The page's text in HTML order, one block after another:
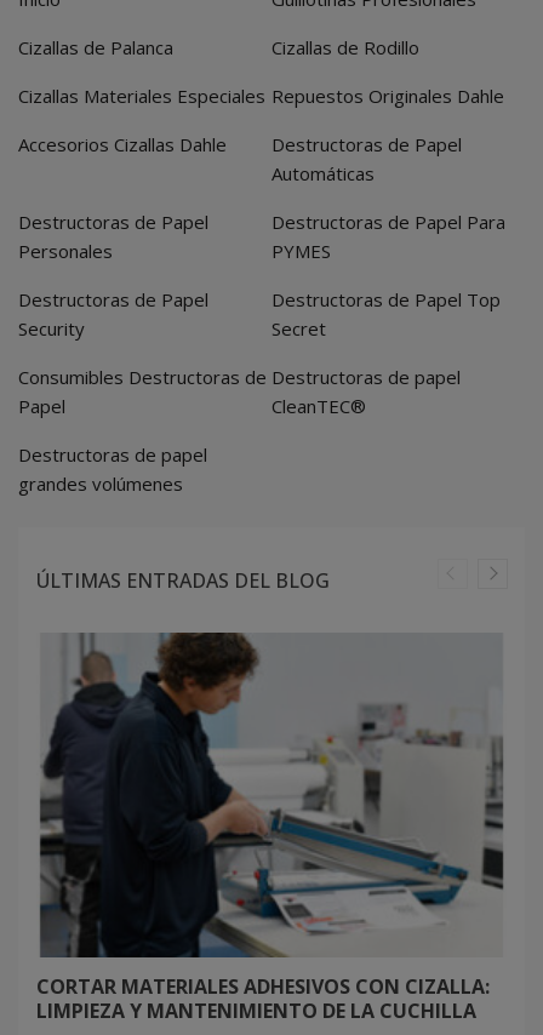
Cizallas de Palanca
Cizallas de Rodillo
Cizallas Materiales Especiales Repuestos Originales Dahle
Accesorios Cizallas Dahle
Destructoras de Papel
Automáticas
Destructoras de Papel
Personales
Destructoras de Papel Para
PYMES
Destructoras de Papel
Security
Destructoras de Papel Top
Secret
Consumibles Destructoras de
Papel
Destructoras de papel
CleanTEC®
Destructoras de papel
grandes volúmenes
ÚLTIMAS ENTRADAS DEL BLOG
CORTAR MATERIALES ADHESIVOS CON CIZALLA:
LIMPIEZA Y MANTENIMIENTO DE LA CUCHILLA